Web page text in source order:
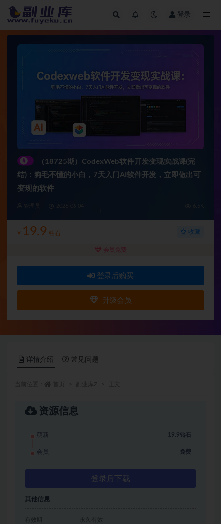
登录
#
（18725期）CodexWeb软件开发变现实战课(完
结)：狗毛不懂的小白，7天入门AI软件开发，立即做出可
变现的软件
¥ 19.9 钻石 收藏
会员免费
登录后购买
升级会员
详情介绍 常见问题
资源信息
萌新 19.9钻石
会员 免费
登录后下载
其他信息
有效期 永久有效